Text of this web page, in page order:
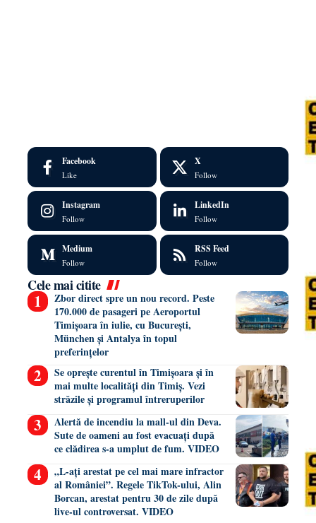
Facebook
Like
X
Follow
Instagram
Follow
LinkedIn
Follow
Medium
Follow
RSS Feed
Follow
Cele mai citite
Zbor direct spre un nou record. Peste
170.000 de pasageri pe Aeroportul
Timișoara în iulie, cu București,
München și Antalya în topul
preferințelor
Se oprește curentul în Timișoara și în
mai multe localități din Timiș. Vezi
străzile și programul întreruperilor
Alertă de incendiu la mall-ul din Deva.
Sute de oameni au fost evacuați după
ce clădirea s-a umplut de fum. VIDEO
„L-ați arestat pe cel mai mare infractor
al României”. Regele TikTok-ului, Alin
Borcan, arestat pentru 30 de zile după
live-ul controversat. VIDEO